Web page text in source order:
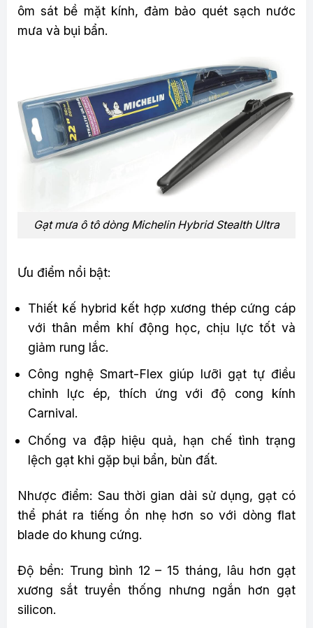
ôm sát bề mặt kính, đảm bảo quét sạch nước
mưa và bụi bẩn.
Gạt mưa ô tô dòng Michelin Hybrid Stealth Ultra
Ưu điểm nổi bật:
Thiết kế hybrid kết hợp xương thép cứng cáp
với thân mềm khí động học, chịu lực tốt và
giảm rung lắc.
Công nghệ Smart-Flex giúp lưỡi gạt tự điều
chỉnh lực ép, thích ứng với độ cong kính
Carnival.
Chống va đập hiệu quả, hạn chế tình trạng
lệch gạt khi gặp bụi bẩn, bùn đất.
Nhược điểm: Sau thời gian dài sử dụng, gạt có
thể phát ra tiếng ồn nhẹ hơn so với dòng flat
blade do khung cứng.
Độ bền: Trung bình 12 – 15 tháng, lâu hơn gạt
xương sắt truyền thống nhưng ngắn hơn gạt
silicon.